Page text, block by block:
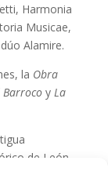
Harmonia
Musicae,
Alamire.
la Obra
yLa
de León,